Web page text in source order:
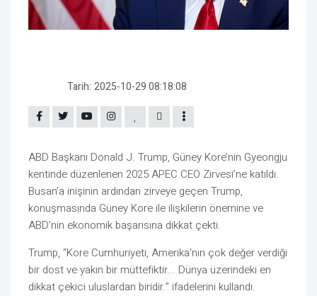
Tarih: 2025-10-29 08:18:08
ABD Başkanı Donald J. Trump, Güney Kore’nin Gyeongju
kentinde düzenlenen 2025 APEC CEO Zirvesi’ne katıldı.
Busan’a inişinin ardından zirveye geçen Trump,
konuşmasında Güney Kore ile ilişkilerin önemine ve
ABD’nin ekonomik başarısına dikkat çekti.
Trump, “Kore Cumhuriyeti, Amerika'nın çok değer verdiği
bir dost ve yakın bir müttefiktir... Dünya üzerindeki en
dikkat çekici uluslardan biridir.” ifadelerini kullandı.